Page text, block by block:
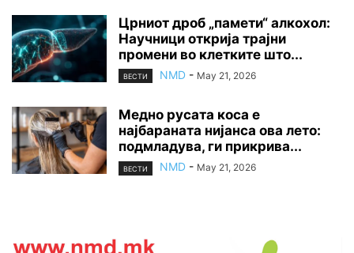
Црниот дроб „памети“ алкохол:
Научници открија трајни
промени во клетките што...
ВЕСТИ NMD - May 21, 2026
Медно русата коса е
најбараната нијанса ова лето:
подмладува, ги прикрива...
ВЕСТИ NMD - May 21, 2026